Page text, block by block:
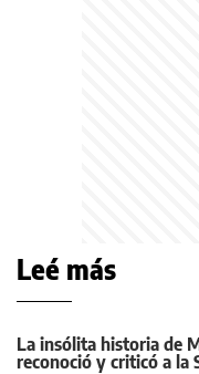
Leé más
La insólita historia de
reconoció y criticó a la